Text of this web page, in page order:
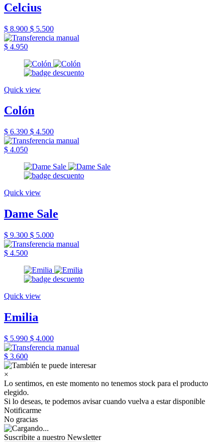
Celcius
$ 8.900 $ 5.500
$ 4.950
Quick view
Colón
$ 6.390 $ 4.500
$ 4.050
Quick view
Dame Sale
$ 9.300 $ 5.000
$ 4.500
Quick view
Emilia
$ 5.990 $ 4.000
$ 3.600
×
Lo sentimos, en este momento no tenemos stock para el producto
elegido.
Si lo deseas, te podemos avisar cuando vuelva a estar disponible
Notificarme
No gracias
Suscribite a nuestro Newsletter